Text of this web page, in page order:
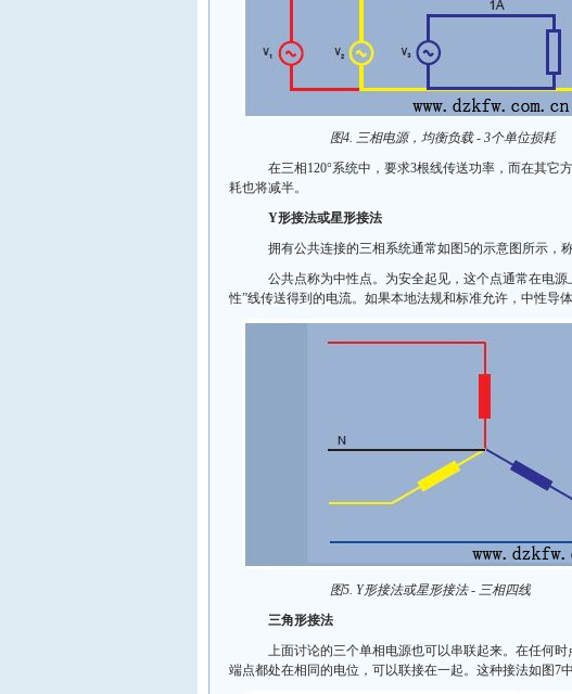
图4. 三相电源，均衡负载 - 3个单位损耗
在三相120°系统中，要求3根线传送功率，而在其它
耗也将减半。
Y形接法或星形接法
拥有公共连接的三相系统通常如图5的示意图所示，称
公共点称为中性点。为安全起见，这个点通常在电源
性”线传送得到的电流。如果本地法规和标准允许，中性导
图5. Y形接法或星形接法 - 三相四线
三角形接法
上面讨论的三个单相电源也可以串联起来。在任何时
端点都处在相同的电位，可以联接在一起。这种接法如图7